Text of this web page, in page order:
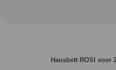
Hausbett ROSI voor